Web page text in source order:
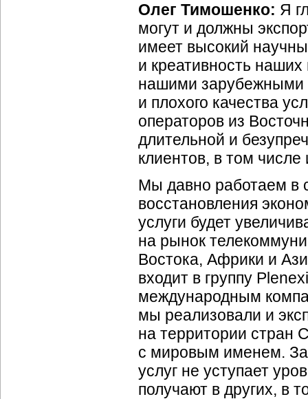
Олег Тимошенко: Я
могут и должны
имеет высокий
и креативность
нашими зарубежными
и плохого качества
операторов из
длительной и
клиентов, в том
Мы давно работаем в
восстановления
услуги будет
на рынок
Востока, Африки и
входит в группу
международным
мы реализовали и
на территории стран
с мировым именем.
услуг не уступает
получают в других, в